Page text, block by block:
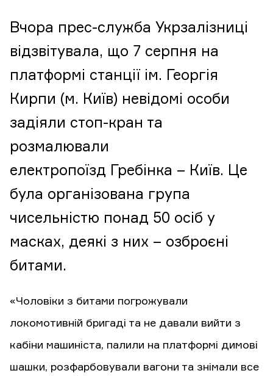
Вчора прес-служба Укрзалізниці
відзвітувала, що 7 серпня на
платформі станції ім. Георгія
Кирпи (м. Київ) невідомі особи
задіяли стоп-кран та
розмалювали
електропоїзд Гребінка – Київ. Це
була організована група
чисельністю понад 50 осіб у
масках, деякі з них – озброєні
битами.
«Чоловіки з битами погрожували
локомотивній бригаді та не давали вийти з
кабіни машиніста, палили на платформі димові
шашки, розфарбовували вагони та знімали все